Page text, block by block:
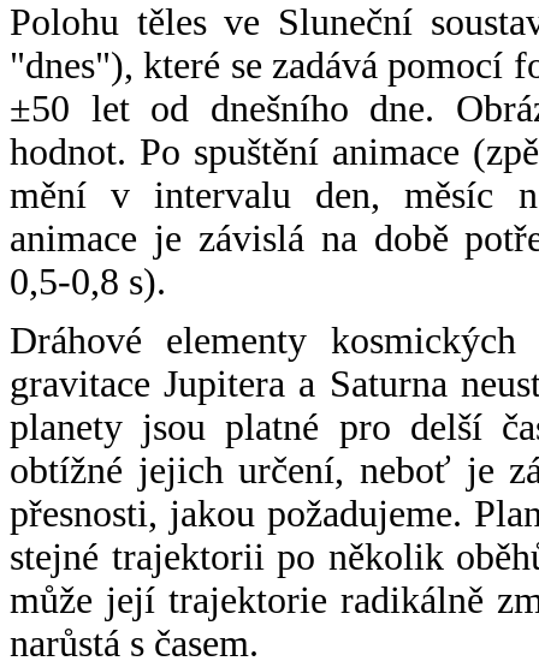
Polohu těles ve Sluneční
"dnes"), které se zadává pomocí
±50 let od dnešního dne.
hodnot. Po spuštění animace
mění v intervalu den, měsíc
animace je závislá na době
0,5-0,8 s).
Dráhové elementy
gravitace Jupitera a Saturna
planety jsou platné pro delší
obtížné jejich určení, neboť je
přesnosti, jakou požadujeme.
stejné trajektorii po několik
může její trajektorie radikálně
narůstá s časem.